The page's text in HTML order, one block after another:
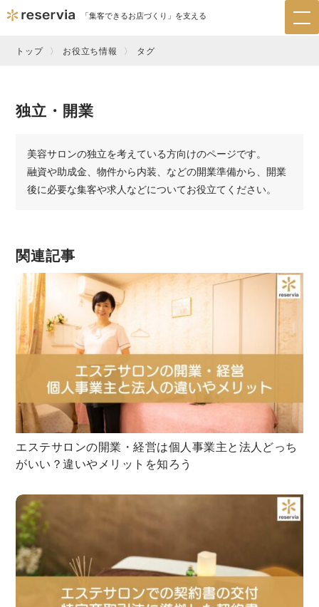
「集客できるお店づくり」を支える
トップ お役立ち情報 タグ
独立・開業
美容サロンの独立を考えている方向けのページです。
融資や助成金、物件から内装、などの開業準備から、開業
後に必要な集客や求人などについてお役立てください。
関連記事
エステサロンの開業・経営は個人事業主と法人どっち
がいい？違いやメリットを知ろう